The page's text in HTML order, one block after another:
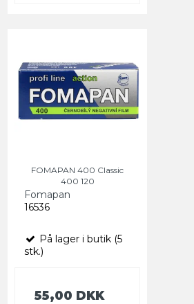
FOMAPAN 400 Classic
400 120
Fomapan
16536
På lager i butik (5
stk.)
55,00 DKK